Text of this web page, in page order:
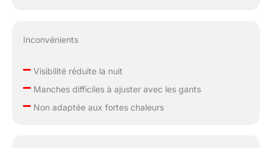
Inconvénients
–Visibilité réduite la nuit
–Manches difficiles à ajuster avec les gants
–Non adaptée aux fortes chaleurs